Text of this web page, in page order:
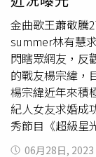
笑回：「我不用
抱回影帝寶座。
金曲歌王蕭敬騰
summer林有慧
閃瞎眾網友，反
的戰友楊宗緯，
楊宗緯近年來積
紀人女友求婚成
秀節目《超級星
宗緯、蕭敬騰等
06月28日, 2023